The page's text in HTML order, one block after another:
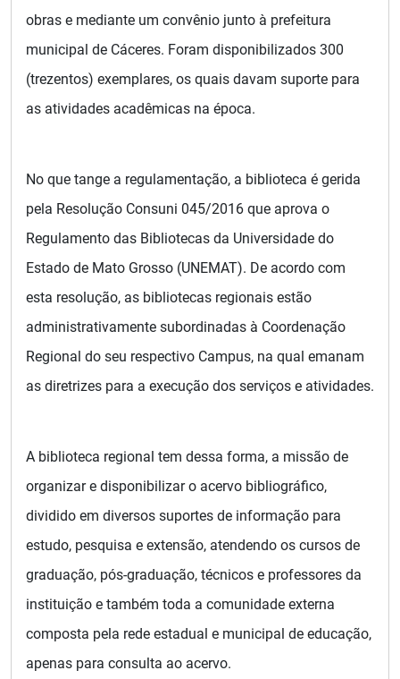
obras e mediante um convênio junto à prefeitura
municipal de Cáceres. Foram disponibilizados 300
(trezentos) exemplares, os quais davam suporte para
as atividades acadêmicas na época.
No que tange a regulamentação, a biblioteca é gerida
pela Resolução Consuni 045/2016 que aprova o
Regulamento das Bibliotecas da Universidade do
Estado de Mato Grosso (UNEMAT). De acordo com
esta resolução, as bibliotecas regionais estão
administrativamente subordinadas à Coordenação
Regional do seu respectivo Campus, na qual emanam
as diretrizes para a execução dos serviços e atividades.
A biblioteca regional tem dessa forma, a missão de
organizar e disponibilizar o acervo bibliográfico,
dividido em diversos suportes de informação para
estudo, pesquisa e extensão, atendendo os cursos de
graduação, pós-graduação, técnicos e professores da
instituição e também toda a comunidade externa
composta pela rede estadual e municipal de educação,
apenas para consulta ao acervo.